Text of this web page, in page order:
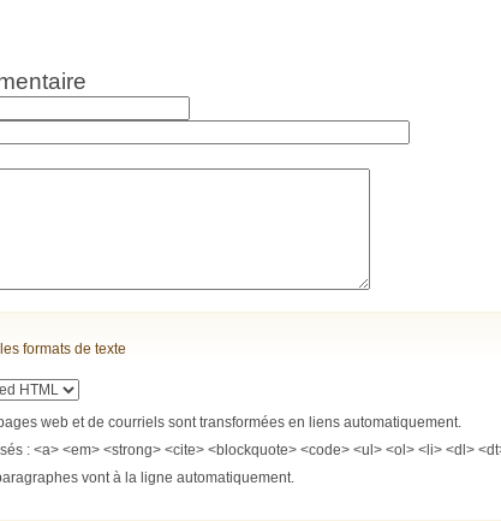
formats de texte
web et de courriels sont transformées en liens automatiquement.
: <a> <em> <strong> <cite> <blockquote> <code> <ul> <ol> <li> <dl>
vont à la ligne automatiquement.